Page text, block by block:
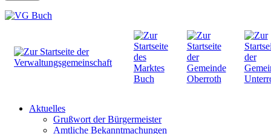
Aktuelles
Grußwort der Bürgermeister
Amtliche Bekanntmachungen